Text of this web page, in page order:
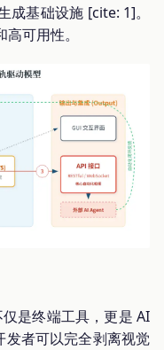
基础设施 [cite: 1]。
可用性。
是终端工具，更是 AI
发者可以完全剥离视觉